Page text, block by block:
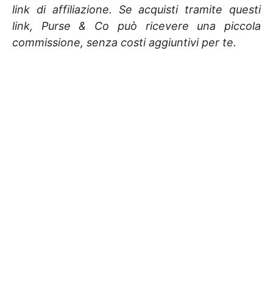
link di affiliazione. Se acquisti tramite questi
link, Purse & Co può ricevere una piccola
commissione, senza costi aggiuntivi per te.